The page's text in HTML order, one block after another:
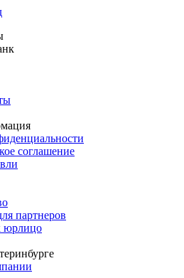
соглашение
партнеров
юрлицо